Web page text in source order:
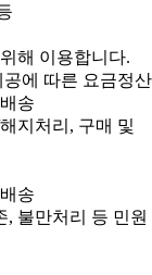
해 이용합니다.
에 따른 요금정산
송
지처리, 구매 및
송
, 불만처리 등 민원